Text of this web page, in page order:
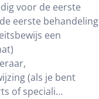
voor de eerste
eerste behandeling
een
(als je bent
of speciali…